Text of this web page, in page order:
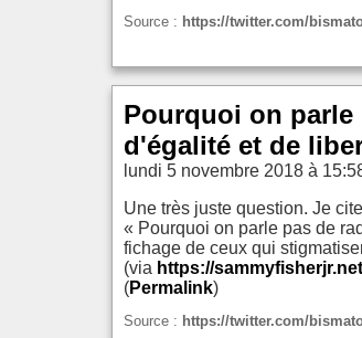
Source : https://twitter.com/
Pourquoi on parle
d'égalité et de
lundi 5 novembre 2018 à
Une très juste question. Je
« Pourquoi on parle pas de
fichage de ceux qui
(via https://
(Permalink)
Source : https://twitter.com/